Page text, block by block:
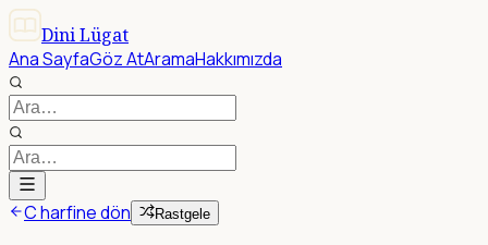
Dini Lügat
Ana SayfaGöz AtAramaHakkımızda
C harfine dön Rastgele